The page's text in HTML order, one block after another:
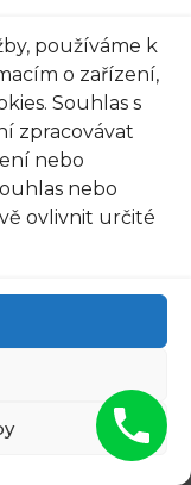
používáme k
o zařízení,
Souhlas s
zpracovávat
nebo
nebo
ovlivnit určité
THE